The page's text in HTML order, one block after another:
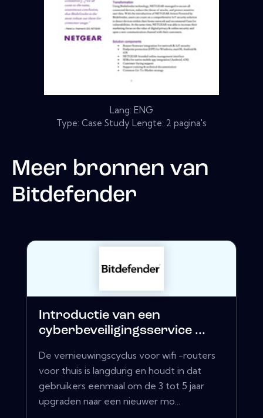
Lang: ENG
Type: Case Study Lengte: 2 pagina's
Meer bronnen van
Bitdefender
Introductie van een
cyberbeveiligingsservice ...
De vernieuwingscyclus voor wifi -routers
voor thuis is langdurig en houdt in dat
gebruikers eenmaal om de 3 tot 5 jaar
upgraden naar een nieuwer mo...